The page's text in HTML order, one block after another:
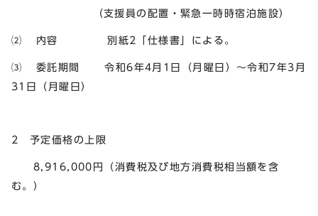
（支援員の配置・緊急一時時宿泊施設）
⑵ 内容 別紙2「仕様書」による。
⑶ 委託期間 令和6年4月1日（月曜日）～令和7年3月
31日（月曜日）
2 予定価格の上限
8,916,000円（消費税及び地方消費税相当額を含
む。）